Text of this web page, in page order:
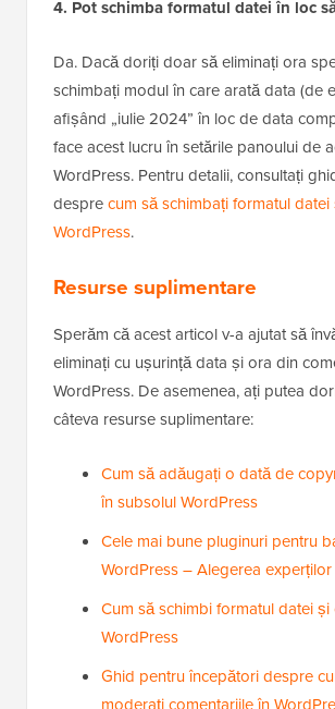
4. Pot schimba formatul datei în loc
Da. Dacă doriți doar să eliminați ora
schimbați modul în care arată data (de
afișând „iulie 2024” în loc de data
face acest lucru în setările panoului de
WordPress. Pentru detalii, consultați
desprecum să schimbați formatul
WordPress.
Resurse suplimentare
Sperăm că acest articol v-a ajutat să
eliminați cu ușurință data și ora din
WordPress. De asemenea, ați putea
câteva resurse suplimentare:
Cum să adăugați o dată de
în subsolul WordPress
Cele mai bune pluginuri pentru
WordPress – Alegerea experților
Cum să schimbi formatul datei și
WordPress
Ghid pentru începători despre